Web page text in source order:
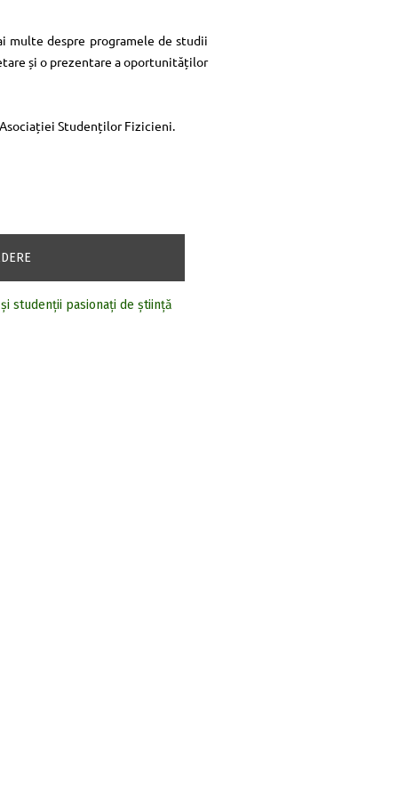
multe despre programele de studii
și o prezentare a oportunităților
Studenților Fizicieni.
studenții pasionați de știință